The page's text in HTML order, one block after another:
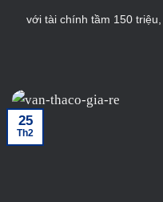
với tài chính tầm 150
25
Th2